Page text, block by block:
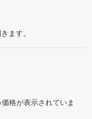
ます。
格が表示されていま